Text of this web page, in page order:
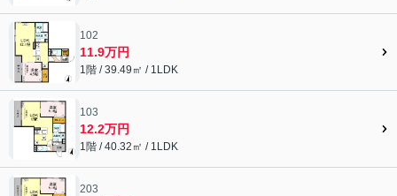
102
11.9万円
1階 / 39.49㎡ / 1LDK
103
12.2万円
1階 / 40.32㎡ / 1LDK
203